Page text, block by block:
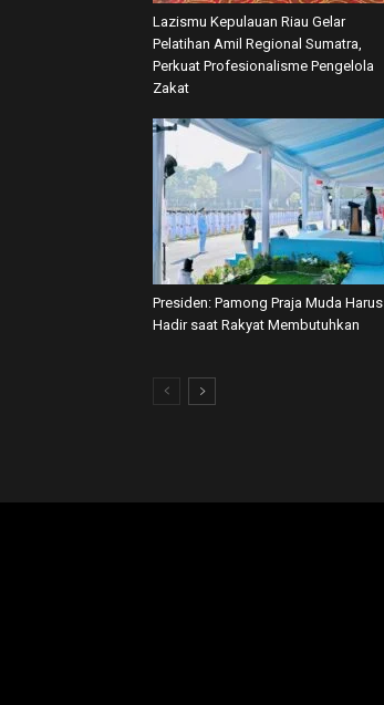
Lazismu Kepulauan Riau Gelar
Pelatihan Amil Regional Sumatra,
Perkuat Profesionalisme Pengelola
Zakat
Presiden: Pamong Praja Muda Harus
Hadir saat Rakyat Membutuhkan